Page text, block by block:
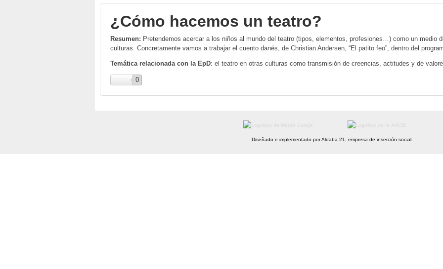
¿Cómo hacemos un teatro?
Resumen: Pretendemos acercar a los niños al mundo del teatro (tipos, elementos, profesiones…) como un medio
culturas. Concretamente vamos a trabajar el cuento danés, de Christian Andersen, “El patito feo”, dentro del
Temática relacionada con la EpD: el teatro en otras culturas como transmisión de creencias, actitudes y de
0
Diseñado e implementado por Aldaba 21, empresa de inserción social.